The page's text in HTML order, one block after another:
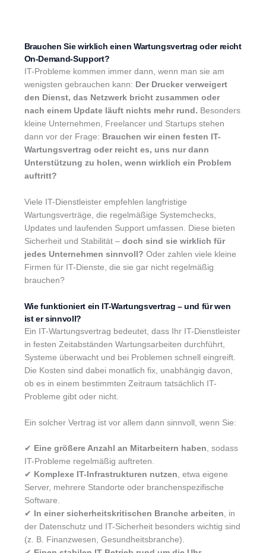
Brauchen Sie wirklich einen Wartungsvertrag oder reicht
On-Demand-Support?
IT-Probleme kommen immer dann, wenn man sie am
wenigsten gebrauchen kann: Der Drucker verweigert
den Dienst, das Netzwerk bricht zusammen oder
nach einem Update läuft nichts mehr rund. Besonders
kleine Unternehmen, Freelancer und Startups stehen
dann vor der Frage: Brauchen wir einen festen IT-
Wartungsvertrag oder reicht es, uns nur dann
Unterstützung zu holen, wenn wirklich ein Problem
auftritt?
Viele IT-Dienstleister empfehlen langfristige
Wartungsverträge, die regelmäßige Systemchecks,
Updates und laufenden Support umfassen. Diese bieten
Sicherheit und Stabilität – doch sind sie wirklich für
jedes Unternehmen sinnvoll? Oder zahlen viele kleine
Firmen für IT-Dienste, die sie gar nicht regelmäßig
brauchen?
Wie funktioniert ein IT-Wartungsvertrag – und für wen
ist er sinnvoll?
Ein IT-Wartungsvertrag bedeutet, dass Ihr IT-Dienstleister
in festen Zeitabständen Wartungsarbeiten durchführt,
Systeme überwacht und bei Problemen schnell eingreift.
Die Kosten sind dabei monatlich fix, unabhängig davon,
ob es in einem bestimmten Zeitraum tatsächlich IT-
Probleme gibt oder nicht.
Ein solcher Vertrag ist vor allem dann sinnvoll, wenn Sie:
✔ Eine größere Anzahl an Mitarbeitern haben, sodass
IT-Probleme regelmäßig auftreten.
✔ Komplexe IT-Infrastrukturen nutzen, etwa eigene
Server, mehrere Standorte oder branchenspezifische
Software.
✔
In einer sicherheitskritischen Branche arbeiten, in
der Datenschutz und IT-Sicherheit besonders wichtig sind
(z. B. Finanzwesen, Gesundheitsbranche).